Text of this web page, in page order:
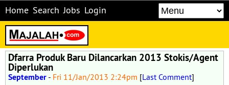
Home Search Jobs Login
Dfarra Produk Baru Dilancarkan 2013 Stokis/Agent
Diperlukan
September - Fri 11/Jan/2013 2:24pm [Last Comment]